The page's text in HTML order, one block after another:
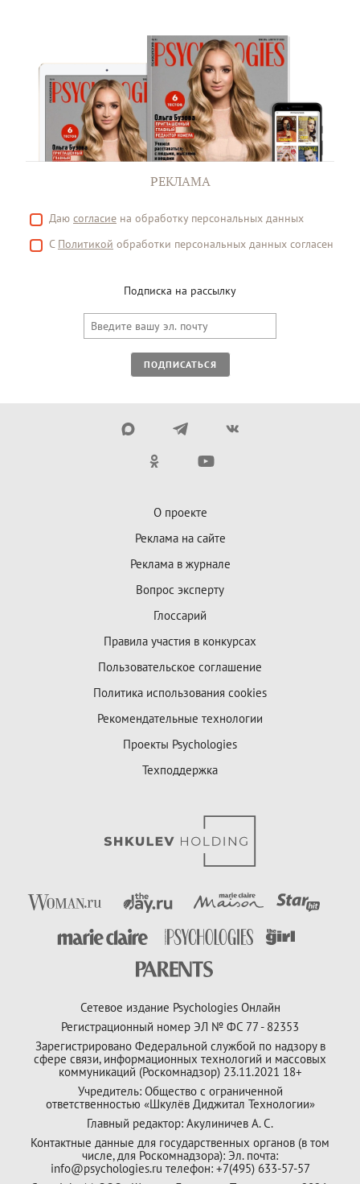
РЕКЛАМА
Даю согласие на обработку персональных данных
С Политикой обработки персональных данных согласен
Подписка на рассылку
ПОДПИСАТЬСЯ
О проекте
Реклама на сайте
Реклама в журнале
Вопрос эксперту
Глоссарий
Правила участия в конкурсах
Пользовательское соглашение
Политика использования cookies
Рекомендательные технологии
Проекты Psychologies
Техподдержка
Сетевое издание Psychologies Онлайн
Регистрационный номер ЭЛ № ФС 77 - 82353
Зарегистрировано Федеральной службой по надзору в
сфере связи, информационных технологий и массовых
коммуникаций (Роскомнадзор) 23.11.2021 18+
Учредитель: Общество с ограниченной
ответственностью «Шкулёв Диджитал Технологии»
Главный редактор: Акулиничев А. С.
Контактные данные для государственных органов (в том
числе, для Роскомнадзора): Эл. почта:
info@psychologies.ru телефон: +7(495) 633-57-57